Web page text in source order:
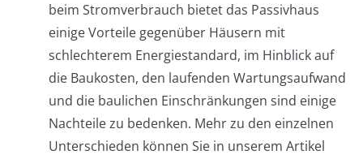
beim Stromverbrauch bietet das Passivhaus
einige Vorteile gegenüber Häusern mit
schlechterem Energiestandard, im Hinblick auf
die Baukosten, den laufenden Wartungsaufwand
und die baulichen Einschränkungen sind einige
Nachteile zu bedenken. Mehr zu den einzelnen
Unterschieden können Sie in unserem Artikel